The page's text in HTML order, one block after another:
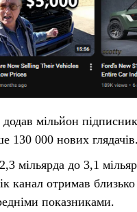
додав мільйон
130 000 нових глядачів.
мільярда до 3,1
канал отримав
показниками.